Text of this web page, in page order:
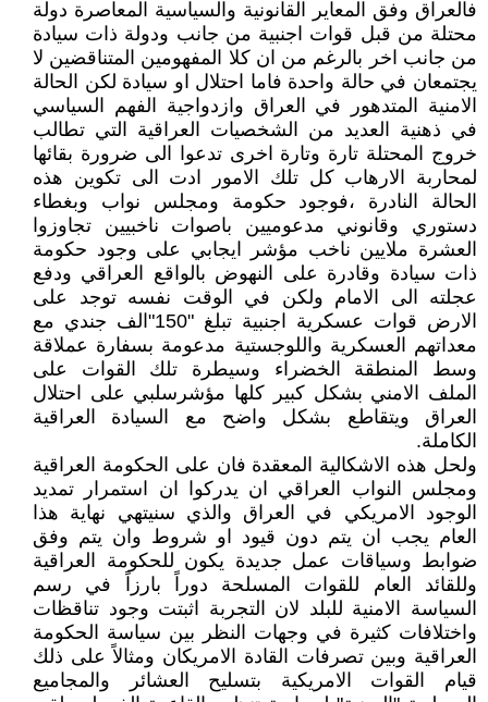
فالعراق وفق المعاير القانونية والسياسية المعاصرة دولة
محتلة من قبل قوات اجنبية من جانب ودولة ذات سيادة
من جانب اخر بالرغم من ان كلا المفهومين المتناقضين لا
يجتمعان في حالة واحدة فاما احتلال او سيادة لكن الحالة
الامنية المتدهور في العراق وازدواجية الفهم السياسي
في ذهنية العديد من الشخصيات العراقية التي تطالب
خروج المحتلة تارة وتارة اخرى تدعوا الى ضرورة بقائها
لمحاربة الارهاب كل تلك الامور ادت الى تكوين هذه
الحالة النادرة ،فوجود حكومة ومجلس نواب وبغطاء
دستوري وقانوني مدعوميين باصوات ناخبيين تجاوزوا
العشرة ملايين ناخب مؤشر ايجابي على وجود حكومة
ذات سيادة وقادرة على النهوض بالواقع العراقي ودفع
عجلته الى الامام ولكن في الوقت نفسه توجد على
الارض قوات عسكرية اجنبية تبلغ "150"الف جندي مع
معداتهم العسكرية واللوجستية مدعومة بسفارة عملاقة
وسط المنطقة الخضراء وسيطرة تلك القوات على
الملف الامني بشكل كبير كلها مؤشرسلبي على احتلال
العراق ويتقاطع بشكل واضح مع السيادة العراقية
الكاملة.
ولحل هذه الاشكالية المعقدة فان على الحكومة العراقية
ومجلس النواب العراقي ان يدركوا ان استمرار تمديد
الوجود الامريكي في العراق والذي سنيتهي نهاية هذا
العام يجب ان يتم دون قيود او شروط وان يتم وفق
ضوابط وسياقات عمل جديدة يكون للحكومة العراقية
وللقائد العام للقوات المسلحة دوراً بارزاً في رسم
السياسة الامنية للبلد لان التجربة اثبتت وجود تناقظات
واختلافات كثيرة في وجهات النظر بين سياسة الحكومة
العراقية وبين تصرفات القادة الامريكان ومثالاً على ذلك
قيام القوات الامريكية بتسليح العشائر والمجاميع